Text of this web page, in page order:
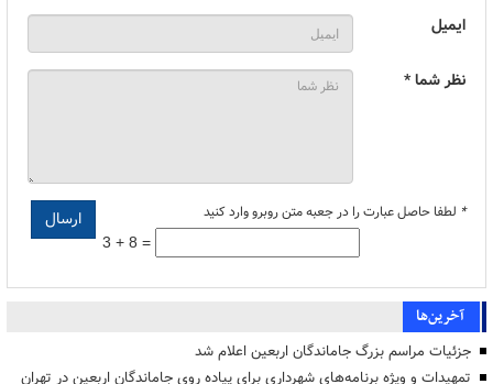
ایمیل
نظر شما *
* لطفا حاصل عبارت را در جعبه متن روبرو وارد کنید
3 + 8 =
آخرین‌ها
جزئیات مراسم بزرگ جاماندگان اربعین اعلام شد
تمهیدات و ویژه برنامه‌های شهرداری برای پیاده روی جاماندگان اربعین در تهران